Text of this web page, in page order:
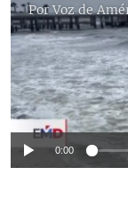
PorVoz de
No
0:00